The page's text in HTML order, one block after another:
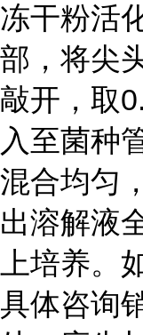
冻干粉活
部，将尖
敲开，取
入至菌种
混合均匀
出溶解液
上培养。
具体咨询